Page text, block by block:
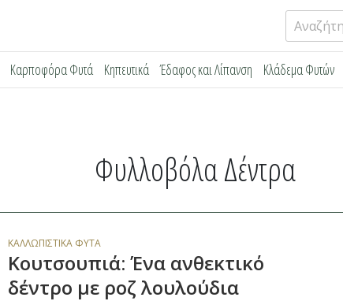
Αναζήτηση
για:
Καρποφόρα Φυτά Κηπευτικά Έδαφος και Λίπανση Κλάδεμα Φυτών
Φυλλοβόλα Δέντρα
ΚΑΛΛΩΠΙΣΤΙΚΆ ΦΥΤΆ
Κουτσουπιά: Ένα ανθεκτικό
δέντρο με ροζ λουλούδια